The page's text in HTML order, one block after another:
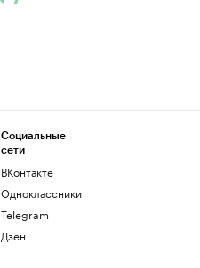
Социальные
сети
ВКонтакте
Одноклассники
Telegram
Дзен